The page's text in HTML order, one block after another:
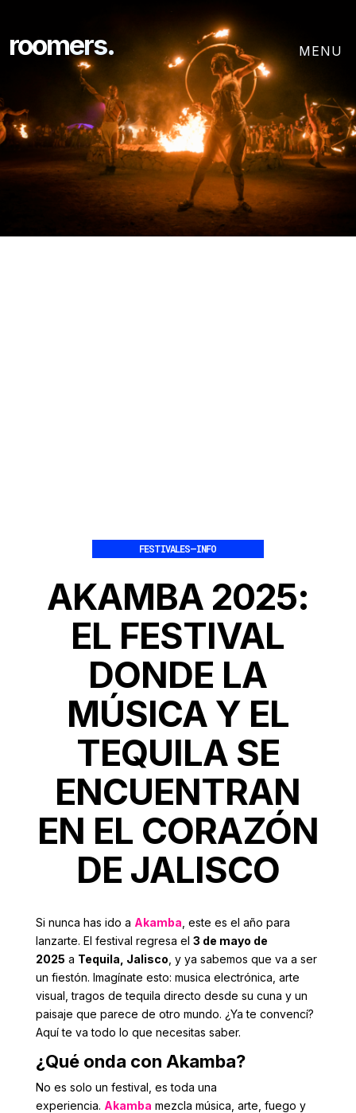
roomers.
FESTIVALES–INFO
AKAMBA 2025:
EL FESTIVAL
DONDE LA
MÚSICA Y EL
TEQUILA SE
ENCUENTRAN
EN EL CORAZÓN
DE JALISCO
Si nunca has ido a Akamba , este es el año para
lanzarte. El festival regresa el 3 de mayo de
2025 a Tequila, Jalisco , y ya sabemos que va a ser
un fiestón. Imagínate esto: musica electrónica, arte
visual, tragos de tequila directo desde su cuna y un
paisaje que parece de otro mundo. ¿Ya te convencí?
Aquí te va todo lo que necesitas saber.
¿Qué onda con Akamba?
No es solo un festival, es toda una
experiencia. Akamba mezcla música, arte, fuego y